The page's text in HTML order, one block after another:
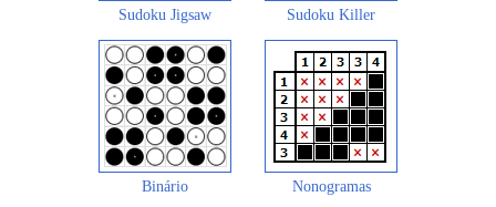
Sudoku Jigsaw Sudoku Killer
Binário Nonogramas